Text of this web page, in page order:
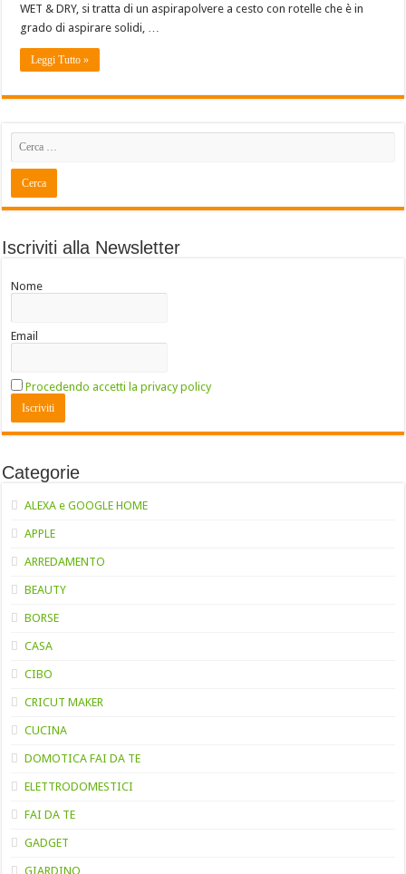
WET & DRY, si tratta di un aspirapolvere a cesto con rotelle che è in
grado di aspirare solidi, …
Leggi Tutto »
Iscriviti alla Newsletter
Nome
Email
Procedendo accetti la privacy policy
Categorie
ALEXA e GOOGLE HOME
APPLE
ARREDAMENTO
BEAUTY
BORSE
CASA
CIBO
CRICUT MAKER
CUCINA
DOMOTICA FAI DA TE
ELETTRODOMESTICI
FAI DA TE
GADGET
GIARDINO